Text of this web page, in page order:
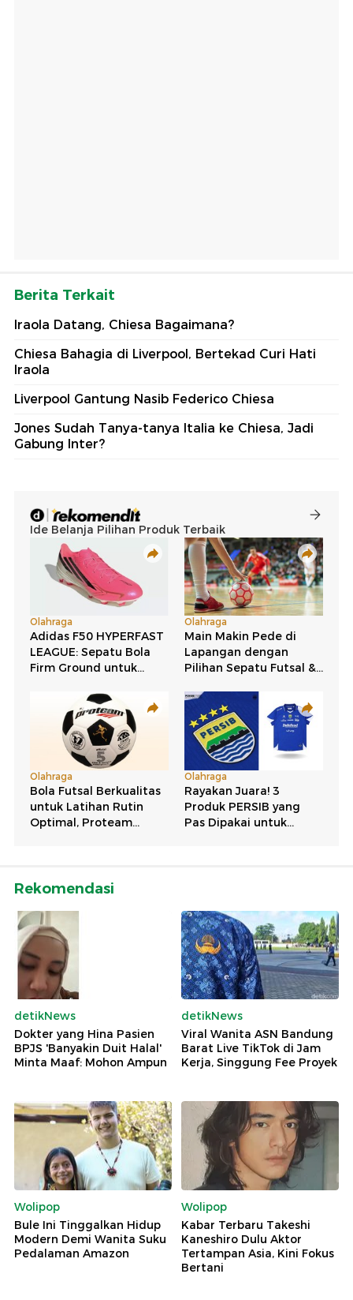
Berita Terkait
Iraola Datang, Chiesa Bagaimana?
Chiesa Bahagia di Liverpool, Bertekad Curi Hati
Iraola
Liverpool Gantung Nasib Federico Chiesa
Jones Sudah Tanya-tanya Italia ke Chiesa, Jadi
Gabung Inter?
Rekomendasi
detikNews
Dokter yang Hina Pasien
BPJS 'Banyakin Duit Halal'
Minta Maaf: Mohon Ampun
detikNews
Viral Wanita ASN Bandung
Barat Live TikTok di Jam
Kerja, Singgung Fee Proyek
Wolipop
Bule Ini Tinggalkan Hidup
Modern Demi Wanita Suku
Pedalaman Amazon
Wolipop
Kabar Terbaru Takeshi
Kaneshiro Dulu Aktor
Tertampan Asia, Kini Fokus
Bertani